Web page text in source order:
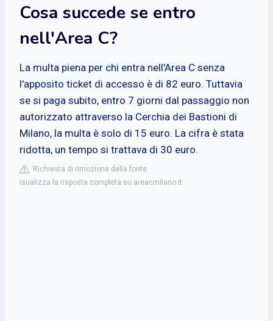
Cosa succede se entro
nell'Area C?
La multa piena per chi entra nell'Area C senza
l'apposito ticket di accesso è di 82 euro. Tuttavia
se si paga subito, entro 7 giorni dal passaggio non
autorizzato attraverso la Cerchia dei Bastioni di
Milano, la multa è solo di 15 euro. La cifra è stata
ridotta, un tempo si trattava di 30 euro.
Richiesta di rimozione della fonte
isualizza la risposta completa su areacmilano.it